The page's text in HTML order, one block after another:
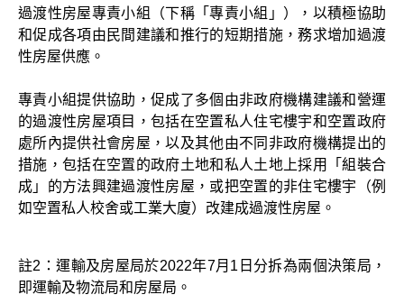
過渡性房屋專責小組（下稱「專責小組」），以積極協助
和促成各項由民間建議和推行的短期措施，務求增加過渡
性房屋供應。
專責小組提供協助，促成了多個由非政府機構建議和營運
的過渡性房屋項目，包括在空置私人住宅樓宇和空置政府
處所內提供社會房屋，以及其他由不同非政府機構提出的
措施，包括在空置的政府土地和私人土地上採用「組裝合
成」的方法興建過渡性房屋，或把空置的非住宅樓宇（例
如空置私人校舍或工業大廈）改建成過渡性房屋。
註2：運輸及房屋局於2022年7月1日分拆為兩個決策局，
即運輸及物流局和房屋局。